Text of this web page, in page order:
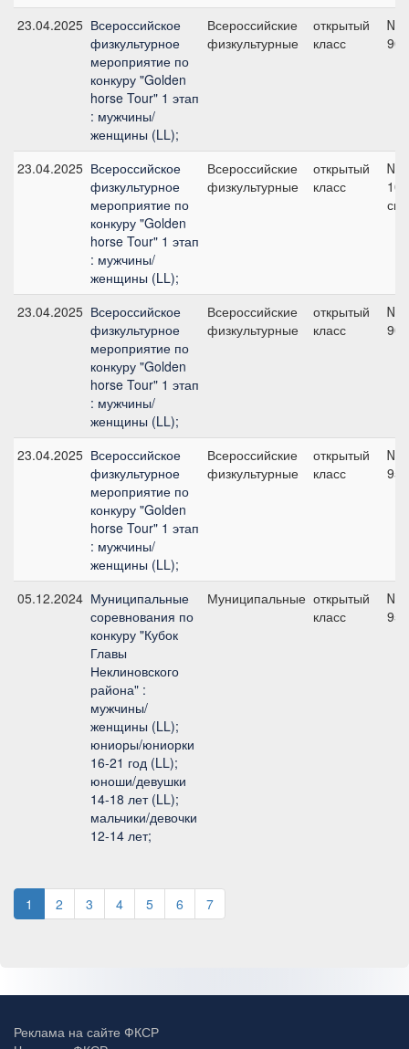
23.04.2025 Всероссийское
физкультурное
мероприятие по
конкуру "Golden
horse Tour" 1 этап
: мужчины/
женщины (LL);
Всероссийские
физкультурные
открытый
класс
90
23.04.2025 Всероссийское
физкультурное
мероприятие по
конкуру "Golden
horse Tour" 1 этап
: мужчины/
женщины (LL);
Всероссийские
физкультурные
открытый
класс
100
см
23.04.2025 Всероссийское
физкультурное
мероприятие по
конкуру "Golden
horse Tour" 1 этап
: мужчины/
женщины (LL);
Всероссийские
физкультурные
открытый
класс
90
23.04.2025 Всероссийское
физкультурное
мероприятие по
конкуру "Golden
horse Tour" 1 этап
: мужчины/
женщины (LL);
Всероссийские
физкультурные
открытый
класс
95
05.12.2024 Муниципальные
соревнования по
конкуру "Кубок
Главы
Неклиновского
района" :
мужчины/
женщины (LL);
юниоры/юниорки
16-21 год (LL);
юноши/девушки
14-18 лет (LL);
мальчики/девочки
12-14 лет;
Муниципальные открытый
класс
95
1 2 3 4 5 6 7
Реклама на сайте ФКСР